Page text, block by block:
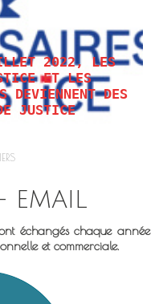
2022, LES
ET LES
DEVIENNENT DES
JUSTICE
EMAIL
échangés chaque année
et commerciale.